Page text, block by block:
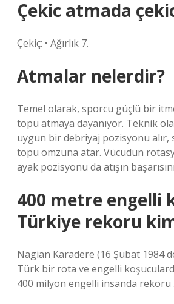
Çekic atmada
Çekiç: • Ağırlık 7.
Atmalar nelerdir?
Temel olarak, sporcu güçlü bir
topu atmaya dayanıyor. Teknik
uygun bir debriyaj pozisyonu alır,
topu omzuna atar. Vücudun
ayak pozisyonu da atışın
400 metre engelli
Türkiye rekoru
Nagian Karadere (16 Şubat 1984
Türk bir rota ve engelli
400 milyon engelli insanda rekoru